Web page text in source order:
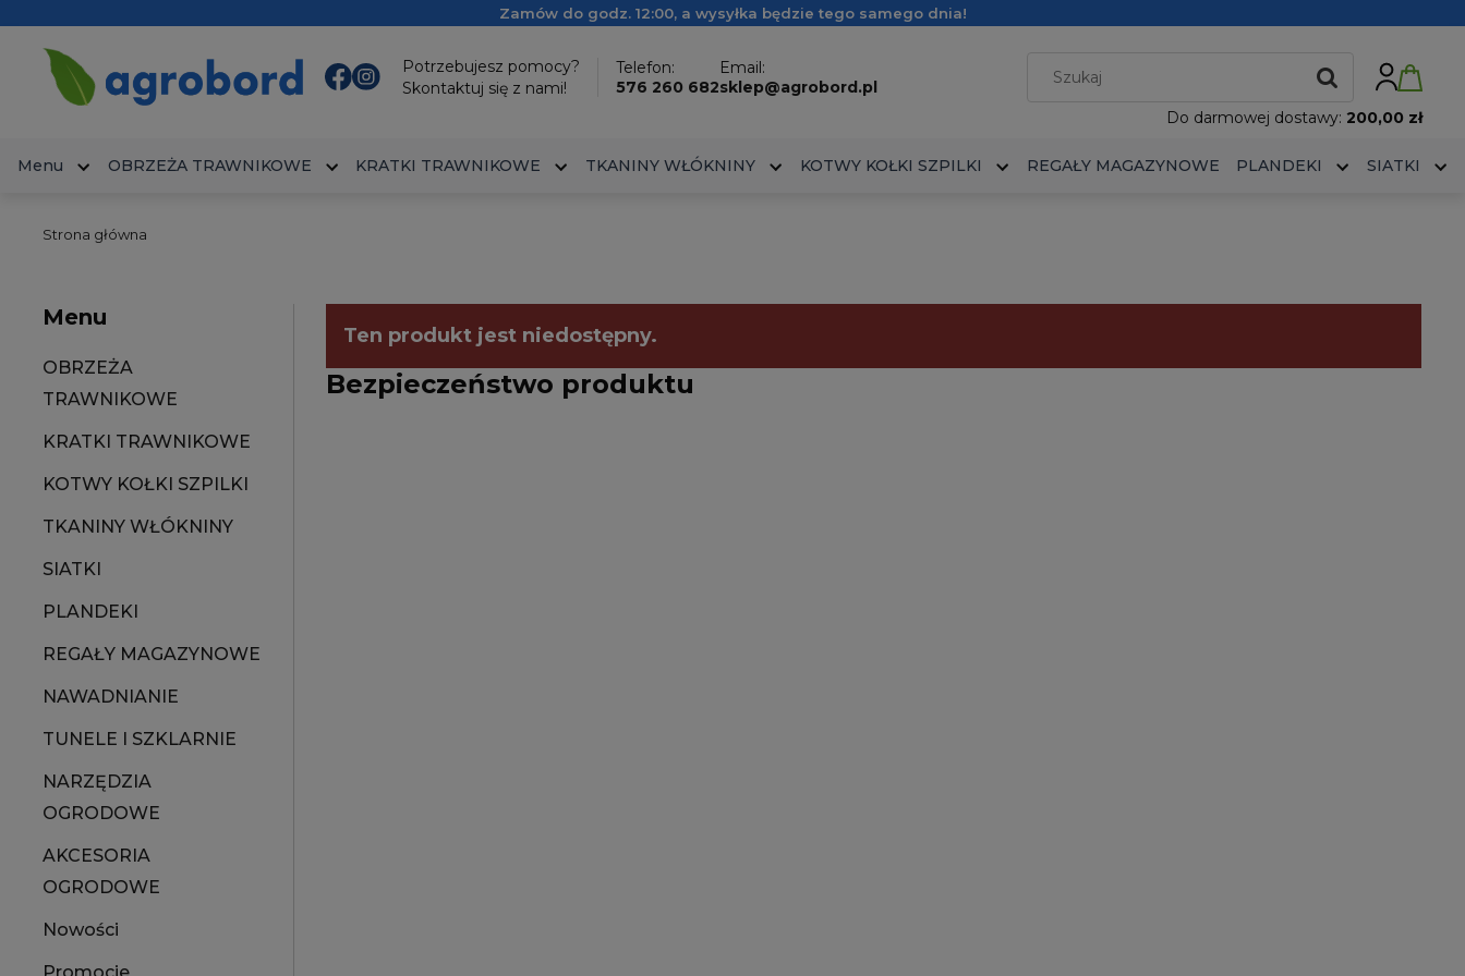
Zamów do godz. 12:00, a wysyłka będzie tego samego dnia!
Potrzebujesz pomocy?
Skontaktuj się z nami!
Telefon:
576 260 682
Email:
sklep@agrobord.pl
Do darmowej dostawy: 200,00 zł
Menu OBRZEŻA TRAWNIKOWE KRATKI TRAWNIKOWE TKANINY WŁÓKNINY KOTWY KOŁKI SZPILKI REGAŁY MAGAZYNOWE PLANDEKI SIATKI
Strona główna
Menu
OBRZEŻA
TRAWNIKOWE
KRATKI TRAWNIKOWE
KOTWY KOŁKI SZPILKI
TKANINY WŁÓKNINY
SIATKI
PLANDEKI
REGAŁY MAGAZYNOWE
NAWADNIANIE
TUNELE I SZKLARNIE
NARZĘDZIA
OGRODOWE
AKCESORIA
OGRODOWE
Nowości
Ten produkt jest niedostępny.
Bezpieczeństwo produktu